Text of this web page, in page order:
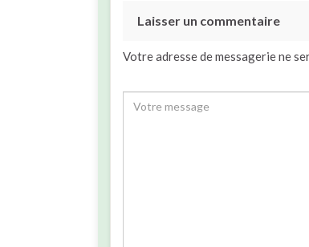
Laisser un commentaire
Votre adresse de messagerie ne